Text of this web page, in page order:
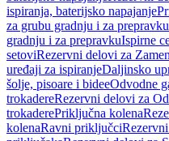
ispiranja, baterijsko napajanje
za grubu gradnju i za prepravku
gradnju i za prepravkuIspirne
setoviRezervni delovi za
uređaji za ispiranjeDaljinsko
šolje, pisoare i bideeOdvodne
trokadereRezervni delovi za
trokaderePriključna kolena
kolenaRavni priključci